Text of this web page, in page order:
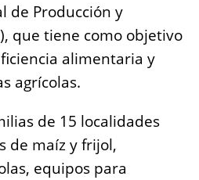
de Producción y
que tiene como objetivo
alimentaria y
agrícolas.
de 15 localidades
de maíz y frijol,
equipos para